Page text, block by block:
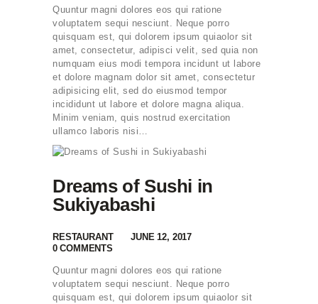
Quuntur magni dolores eos qui ratione
voluptatem sequi nesciunt. Neque porro
quisquam est, qui dolorem ipsum quiaolor sit
amet, consectetur, adipisci velit, sed quia non
numquam eius modi tempora incidunt ut labore
et dolore magnam dolor sit amet, consectetur
adipisicing elit, sed do eiusmod tempor
incididunt ut labore et dolore magna aliqua.
Minim veniam, quis nostrud exercitation
ullamco laboris nisi…
Dreams of Sushi in
Sukiyabashi
RESTAURANT
JUNE 12, 2017
0 COMMENTS
Quuntur magni dolores eos qui ratione
voluptatem sequi nesciunt. Neque porro
quisquam est, qui dolorem ipsum quiaolor sit